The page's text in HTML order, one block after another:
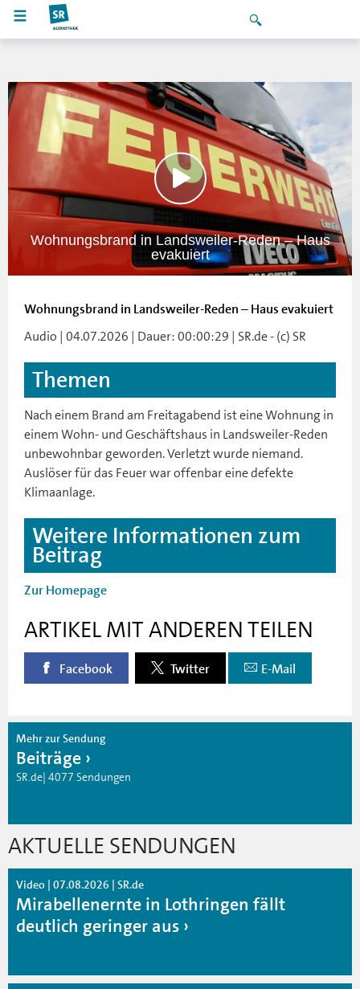
Wohnungsbrand in Landsweiler-Reden – Haus
evakuiert
Wohnungsbrand in Landsweiler-Reden – Haus evakuiert
Audio | 04.07.2026 | Dauer: 00:00:29 | SR.de - (c) SR
Themen
Nach einem Brand am Freitagabend ist eine Wohnung in
einem Wohn- und Geschäftshaus in Landsweiler-Reden
unbewohnbar geworden. Verletzt wurde niemand.
Auslöser für das Feuer war offenbar eine defekte
Klimaanlage.
Weitere Informationen zum
Beitrag
Zur Homepage
ARTIKEL MIT ANDEREN TEILEN
Facebook Twitter E-Mail
Mehr zur Sendung
Beiträge
SR.de| 4077 Sendungen
AKTUELLE SENDUNGEN
Video | 07.08.2026 | SR.de
Mirabellenernte in Lothringen fällt
deutlich geringer aus